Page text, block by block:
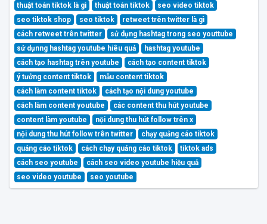
thuật toán tiktok là gì
thuật toán tiktok
seo video tiktok
seo tiktok shop
seo tiktok
retweet trên twitter là gì
cách retweet trên twitter
sử dụng hashtag trong seo youttube
sử dụnng hashtag youtube hiêu quả
hashtag youtube
cách tạo hashtag trên youtube
cách tạo content tiktok
ý tưởng content tiktok
mẫu content tiktok
cách làm content tiktok
cách tạo nội dung youtube
cách làm content youtube
các content thu hút youtube
content làm youtube
nội dung thu hút follow trên x
nội dung thu hút follow trên twitter
chạy quảng cáo tiktok
quảng cáo tiktok
cách chạy quảng cáo tiktok
tiktok ads
cách seo youtube
cách seo video youtube hiệu quả
seo video youtube
seo youtube